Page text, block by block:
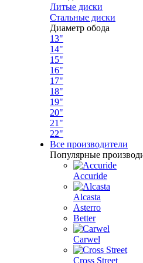
Литые диски
Стальные диски
Диаметр обода
13"
14"
15"
16"
17"
18"
19"
20"
21"
22"
Все производители
Популярные
Accuride
Alcasta
Asterro
Better
Carwel
Cross Street